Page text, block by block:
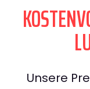
Unsere